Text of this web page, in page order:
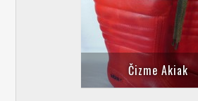
Čizme Akiak